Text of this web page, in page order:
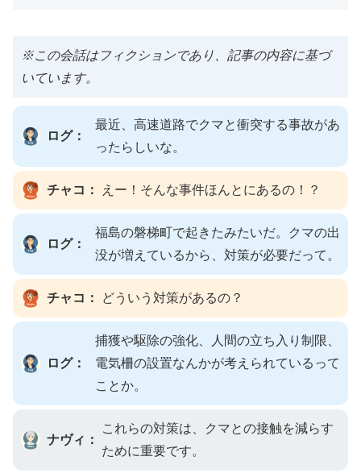
※この会話はフィクションであり、記事の内容に基づ
いています。
ログ：
最近、高速道路でクマと衝突する事故があ
ったらしいな。
チャコ： えー！そんな事件ほんとにあるの！？
ログ：
福島の磐梯町で起きたみたいだ。クマの出
没が増えているから、対策が必要だって。
チャコ： どういう対策があるの？
ログ：
捕獲や駆除の強化、人間の立ち入り制限、
電気柵の設置なんかが考えられているって
ことか。
ナヴィ：
これらの対策は、クマとの接触を減らす
ために重要です。